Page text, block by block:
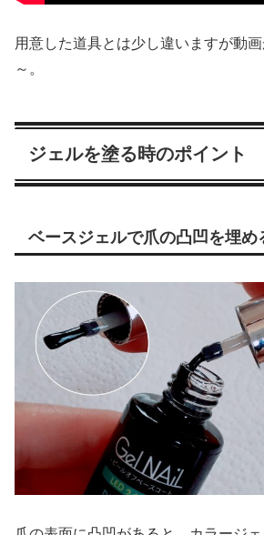
用意した道具とは少し違いますが動
～。
ジェルを塗る時のポイント
ベースジェルで爪の凸凹を埋め